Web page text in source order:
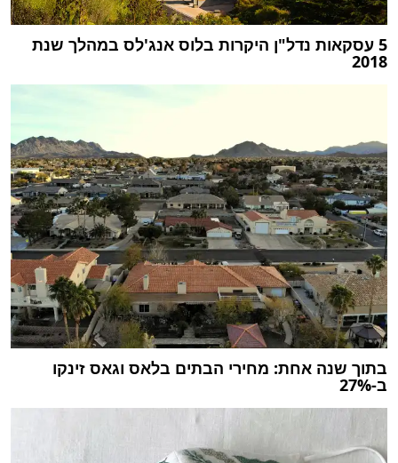
5 עסקאות נדל"ן היקרות בלוס אנג'לס במהלך שנת
2018
בתוך שנה אחת: מחירי הבתים בלאס וגאס זינקו
ב-27%